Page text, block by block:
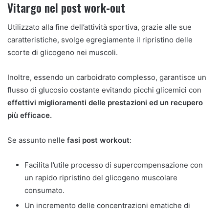
Vitargo nel post work-out
Utilizzato alla fine dell’attività sportiva, grazie alle sue
caratteristiche, svolge egregiamente il ripristino delle
scorte di glicogeno nei muscoli.
Inoltre, essendo un carboidrato complesso, garantisce un
flusso di glucosio costante evitando picchi glicemici con
effettivi miglioramenti delle prestazioni ed un recupero
più efficace.
Se assunto nelle fasi post workout:
Facilita l’utile processo di supercompensazione con
un rapido ripristino del glicogeno muscolare
consumato.
Un incremento delle concentrazioni ematiche di